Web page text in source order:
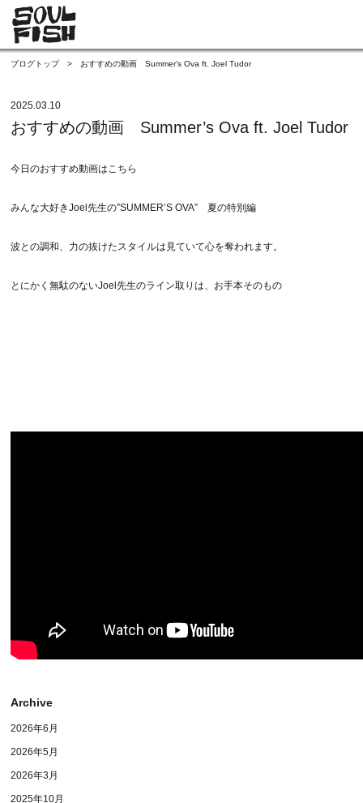
ブログトップ > おすすめの動画 Summer’s Ova ft. Joel Tudor
2025.03.10
おすすめの動画 Summer’s Ova ft. Joel Tudor
今日のおすすめ動画はこちら
みんな大好きJoel先生の”SUMMER’S OVA” 夏の特別編
波との調和、力の抜けたスタイルは見ていて心を奪われます。
とにかく無駄のないJoel先生のライン取りは、お手本そのもの
Archive
2026年6月
2026年5月
2026年3月
2025年10月